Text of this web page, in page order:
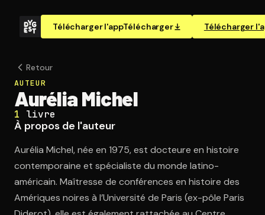
Télécharger l'appTélécharger Télécharger
Retour
AUTEUR
Aurélia Michel
1 livre
À propos de l'auteur
Aurélia Michel, née en 1975, est docteure en histoire
contemporaine et spécialiste du monde latino-
américain. Maîtresse de conférences en histoire des
Amériques noires à l’Université de Paris (ex-pôle Paris